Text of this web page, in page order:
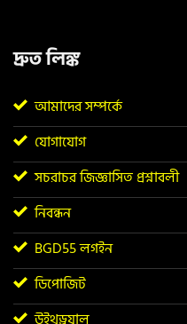
দ্রুত লিঙ্ক
আমাদের সম্পর্কে
যোগাযোগ
সচরাচর জিজ্ঞাসিত প্রশ্নাবলী
নিবন্ধন
BGD55 লগইন
ডিপোজিট